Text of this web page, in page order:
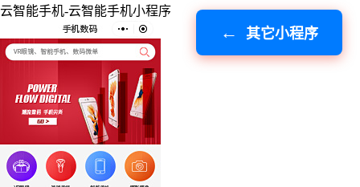
其它小程序
云智能手机-云智能手机小程序